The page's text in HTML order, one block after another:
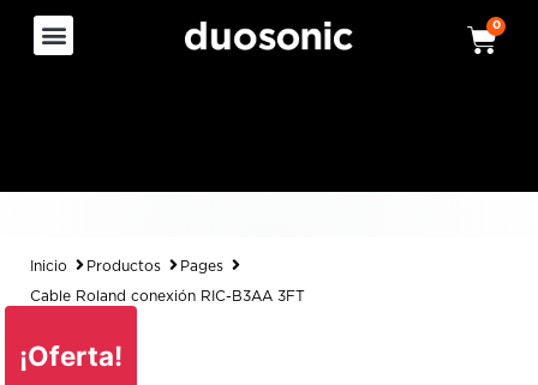
0
Inicio Productos Pages
Cable Roland conexión RIC-B3AA 3FT
¡Oferta!